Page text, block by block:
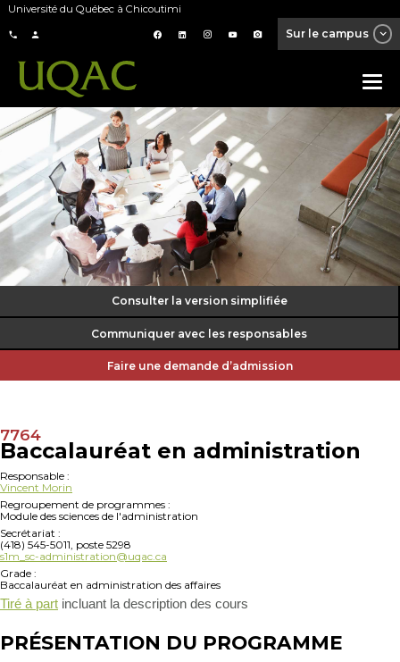
Université du Québec à Chicoutimi
Sur le campus
Consulter la version simplifiée
Communiquer avec les responsables
Faire une demande d’admission
7764
Baccalauréat en administration
Responsable :
Vincent Morin
Regroupement de programmes :
Module des sciences de l'administration
Secrétariat :
(418) 545-5011, poste 5298
s1m_sc-administration@uqac.ca
Grade :
Baccalauréat en administration des affaires
Tiré à part incluant la description des cours
PRÉSENTATION DU PROGRAMME